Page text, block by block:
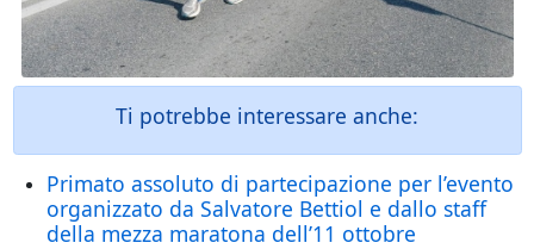
Ti potrebbe interessare anche:
Primato assoluto di partecipazione per l’evento
organizzato da Salvatore Bettiol e dallo staff
della mezza maratona dell’11 ottobre